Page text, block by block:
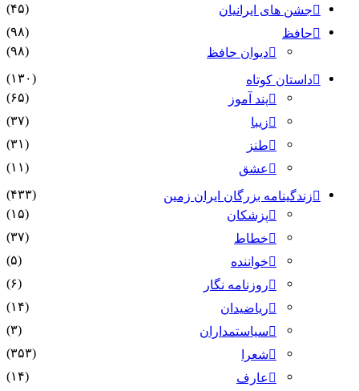
جشن های ایرانیان
(۴۵)
حافظ
(۹۸)
دیوان حافظ
(۹۸)
داستان کوتاه
(۱۳۰)
پند آموز
(۶۵)
زیبا
(۳۷)
طنز
(۳۱)
عشق
(۱۱)
زندگینامه بزرگان ایران زمین
(۴۳۳)
پزشکان
(۱۵)
خطاط
(۳۷)
خواننده
(۵)
روزنامه نگار
(۶)
ریاضیدان
(۱۴)
سیاستمداران
(۳)
شعرا
(۳۵۳)
عارف
(۱۴)